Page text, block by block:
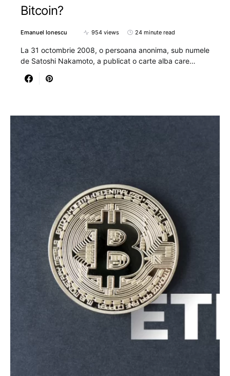
Bitcoin?
Emanuel Ionescu 954 views 24 minute read
La 31 octombrie 2008, o persoana anonima, sub numele
de Satoshi Nakamoto, a publicat o carte alba care…